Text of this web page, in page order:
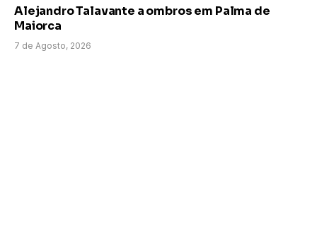
Alejandro Talavante a ombros em Palma de
Maiorca
7 de Agosto, 2026